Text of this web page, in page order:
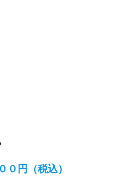
０円（税込）